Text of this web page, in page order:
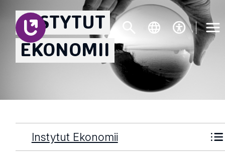
INSTYTUT
EKONOMII
Instytut Ekonomii